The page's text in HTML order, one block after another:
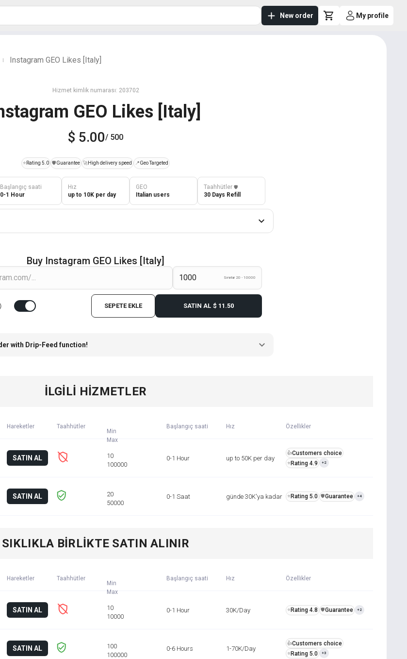
New order My profile
Instagram GEO Likes [Italy]
Hizmet kimlik numarası: 203702
GEO Likes [Italy]
$ 5.00/ 500
⭐ Rating 5.0 ️🛡️Guarantee 🚀High delivery speed 📍Geo Targeted
Başlangıç saati
0-1 Hour
Hız
up to 10K per day
GEO
Italian users
Taahhütler ️🛡️
30 Days Refill
Buy Instagram GEO Likes [Italy]
Sınırlar 20 - 10000
SEPETE EKLE SATIN AL $ 11.50
with Drip-Feed function!
İLGILI HIZMETLER
Hareketler Taahhütler
Min
Max
Başlangıç saati Hız Özellikler
SATIN AL
10
100000
0-1 Hour up to 50K per day
👍Customers choice
⭐Rating 4.9 +2
SATIN AL
20
50000
0-1 Saat günde 30K'ya kadar ⭐ Rating 5.0 ️🛡️Guarantee +4
SIKLIKLA BIRLIKTE SATIN ALINIR
Hareketler Taahhütler
Min
Max
Başlangıç saati Hız Özellikler
SATIN AL
10
10000
0-1 Hour 30K/Day ⭐ Rating 4.8 ️🛡️Guarantee +2
SATIN AL
100
100000
0-6 Hours 1-70K/Day
👍Customers choice
⭐Rating 5.0 +3